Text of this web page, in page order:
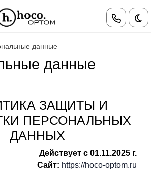
данные
данные
ЗАЩИТЫ И
ПЕРСОНАЛЬНЫХ
ДАННЫХ
Действует с 01.11.2025 г.
Сайт: https://hoco-optom.ru